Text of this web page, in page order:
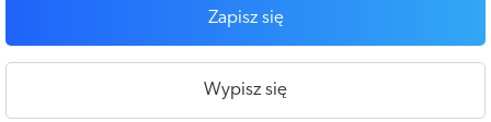
Zapisz się
Wypisz się